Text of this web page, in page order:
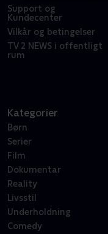
Support og
Kundecenter
Vilkår og betingelser
TV 2 NEWS i offentligt
rum
Kategorier
Børn
Serier
Film
Dokumentar
Reality
Livsstil
Underholdning
Comedy